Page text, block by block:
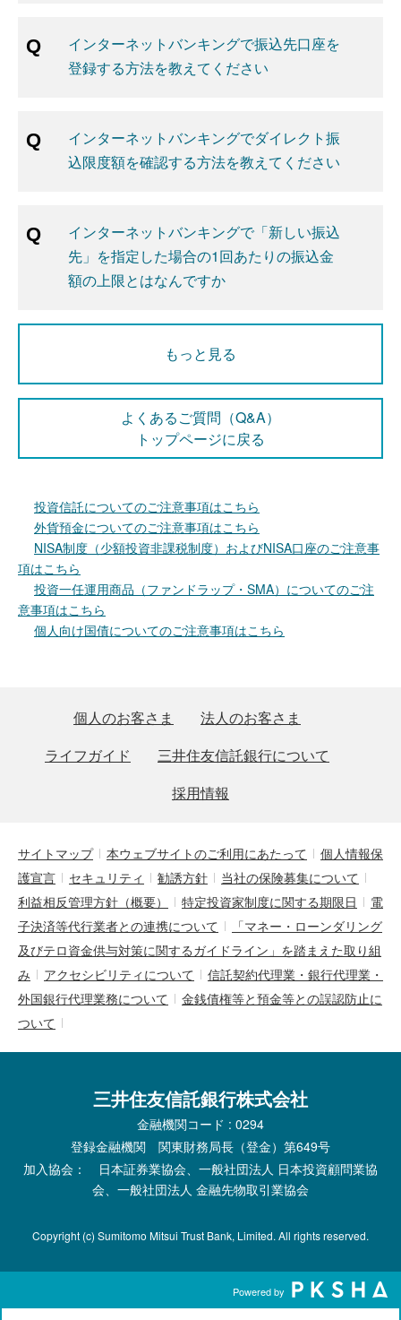
インターネットバンキングで振込先口座を
登録する方法を教えてください
インターネットバンキングでダイレクト振
込限度額を確認する方法を教えてください
インターネットバンキングで「新しい振込
先」を指定した場合の1回あたりの振込金
額の上限とはなんですか
もっと見る
よくあるご質問（Q&A）
トップページに戻る
投資信託についてのご注意事項はこちら
外貨預金についてのご注意事項はこちら
NISA制度（少額投資非課税制度）およびNISA口座のご注意事
項はこちら
投資一任運用商品（ファンドラップ・SMA）についてのご注
意事項はこちら
個人向け国債についてのご注意事項はこちら
個人のお客さま
法人のお客さま
ライフガイド
三井住友信託銀行について
採用情報
サイトマップ 本ウェブサイトのご利用にあたって
個人情報保
護宣言
セキュリティ 勧誘方針
当社の保険募集について
利益相反管理方針（概要）
特定投資家制度に関する期限日
電
子決済等代行業者との連携について
「マネー・ローンダリング
及びテロ資金供与対策に関するガイドライン」を踏まえた取り組
み
アクセシビリティについて
信託契約代理業・銀行代理業・
外国銀行代理業務について
金銭債権等と預金等との誤認防止に
ついて
三井住友信託銀行株式会社
金融機関コード : 0294
登録金融機関 関東財務局長（登金）第649号
加入協会： 日本証券業協会、一般社団法人 日本投資顧問業協
会、一般社団法人 金融先物取引業協会
Copyright (c) Sumitomo Mitsui Trust Bank, Limited. All rights reserved.
Powered by